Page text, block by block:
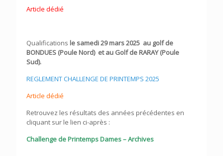
Article dédié
Qualifications le samedi 29 mars 2025 au golf de
BONDUES (Poule Nord) et au Golf de RARAY (Poule
Sud).
REGLEMENT CHALLENGE DE PRINTEMPS 2025
Article dédié
Retrouvez les résultats des années précédentes en
cliquant sur le lien ci-après :
Challenge de Printemps Dames – Archives